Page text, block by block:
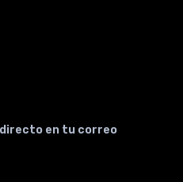
en tu correo